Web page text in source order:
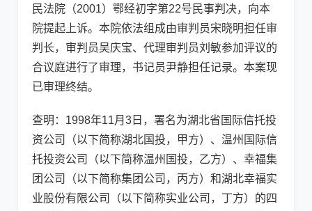
民法院（2001）鄂经初字第22号民事判决，向本
院提起上诉。本院依法组成由审判员宋晓明担任审
判长，审判员吴庆宝、代理审判员刘敏参加评议的
合议庭进行了审理，书记员尹静担任记录。本案现
已审理终结。
查明：1998年11月3日，署名为湖北省国际信托投
资公司（以下简称湖北国投，甲方）、温州国际信
托投资公司（以下简称温州国投，乙方）、幸福集
团公司（以下简称集团公司，丙方）和湖北幸福实
业股份有限公司（以下简称实业公司，丁方）的四